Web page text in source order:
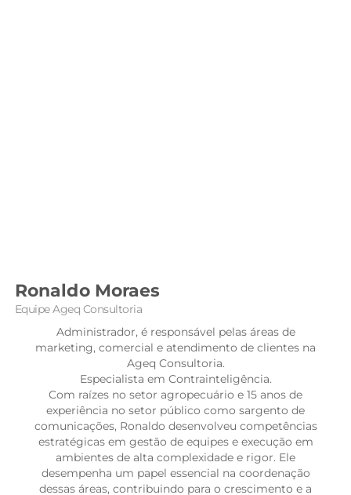
Ronaldo Moraes
Equipe Ageq Consultoria
Administrador, é responsável pelas áreas de
marketing, comercial e atendimento de clientes na
Ageq Consultoria.
Especialista em Contrainteligência.
Com raízes no setor agropecuário e 15 anos de
experiência no setor público como sargento de
comunicações, Ronaldo desenvolveu competências
estratégicas em gestão de equipes e execução em
ambientes de alta complexidade e rigor. Ele
desempenha um papel essencial na coordenação
dessas áreas, contribuindo para o crescimento e a